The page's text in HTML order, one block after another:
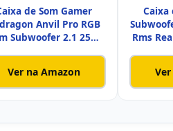
de Som Gamer
Anvil Pro RGB
Subwoofer 2.1 25W
Ver na Amazon
Caixa
Rms